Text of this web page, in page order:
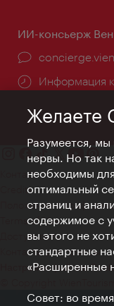
ИИ-консьерж
Информация
Контакт
Credits
Положение о
Terms of Use
Доступность
Контакты для прессы
Настройки файлов
Желаете
Разумеется, мы
нервы. Но так
необходимы
оптимальный
страниц и
содержимое с
вы этого не
стандартные
«Расширенные
Совет: во